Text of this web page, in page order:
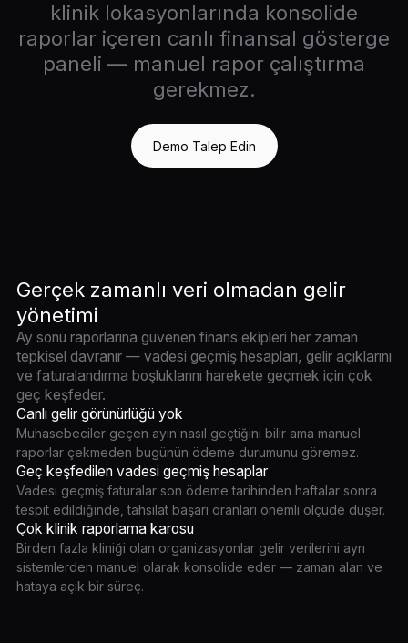
klinik lokasyonlarında konsolide
raporlar içeren canlı finansal gösterge
paneli — manuel rapor çalıştırma
gerekmez.
Demo Talep Edin
Gerçek zamanlı veri olmadan gelir
yönetimi
Ay sonu raporlarına güvenen finans ekipleri her zaman
tepkisel davranır — vadesi geçmiş hesapları, gelir açıklarını
ve faturalandırma boşluklarını harekete geçmek için çok
geç keşfeder.
Canlı gelir görünürlüğü yok
Muhasebeciler geçen ayın nasıl geçtiğini bilir ama manuel
raporlar çekmeden bugünün ödeme durumunu göremez.
Geç keşfedilen vadesi geçmiş hesaplar
Vadesi geçmiş faturalar son ödeme tarihinden haftalar sonra
tespit edildiğinde, tahsilat başarı oranları önemli ölçüde düşer.
Çok klinik raporlama karosu
Birden fazla kliniği olan organizasyonlar gelir verilerini ayrı
sistemlerden manuel olarak konsolide eder — zaman alan ve
hataya açık bir süreç.